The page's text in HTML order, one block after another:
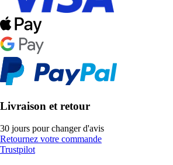
Livraison et retour
30 jours pour changer d'avis
Retournez votre commande
Trustpilot